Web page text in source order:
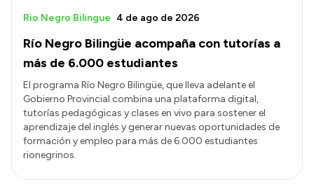
Río Negro Bilingüe acompaña con tutorías a
más de 6.000 estudiantes
Rio Negro Bilingue 4 de ago de 2026
El programa Río Negro Bilingüe, que lleva adelante el
Gobierno Provincial combina una plataforma digital,
tutorías pedagógicas y clases en vivo para sostener el
aprendizaje del inglés y generar nuevas oportunidades de
formación y empleo para más de 6.000 estudiantes
rionegrinos.